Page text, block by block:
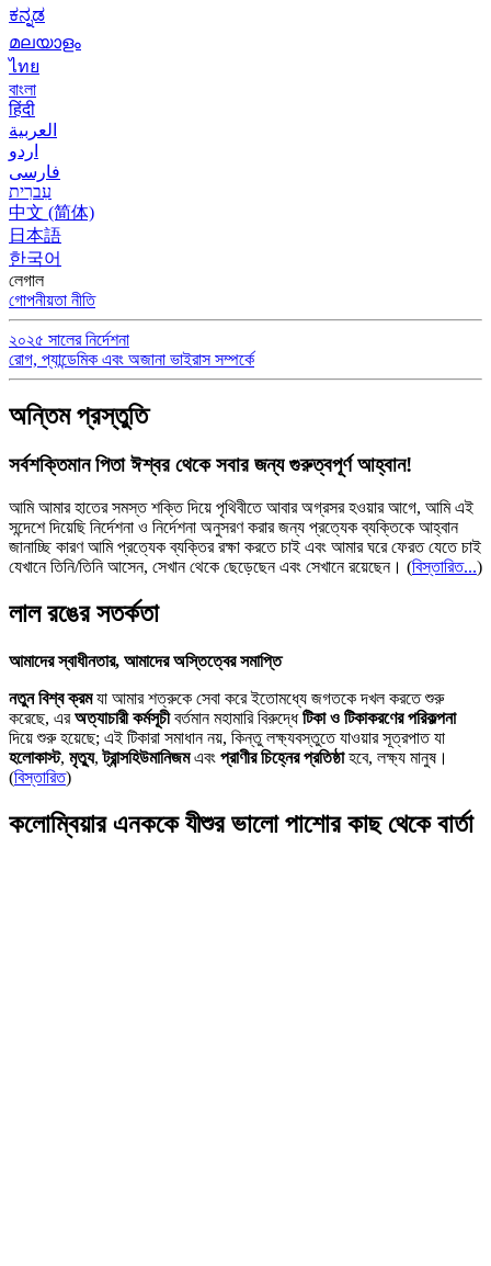
ಕನ್ನಡ
മലയാളം
ไทย
বাংলা
हिंदी
العربية
اردو
فارسی
עִברִית
中文 (简体)
日本語
한국어
লেগাল
গোপনীয়তা নীতি
২০২৫ সালের নির্দেশনা
রোগ, প্যান্ডেমিক এবং অজানা ভাইরাস সম্পর্কে
অন্তিম প্রস্তুতি
সর্বশক্তিমান পিতা ঈশ্বর থেকে সবার জন্য গুরুত্বপূর্ণ আহ্বান!
আমি আমার হাতের সমস্ত শক্তি দিয়ে পৃথিবীতে আবার অগ্রসর হওয়ার আগে, আমি এই
সন্দেশে দিয়েছি নির্দেশনা ও নির্দেশনা অনুসরণ করার জন্য প্রত্যেক ব্যক্তিকে আহ্বান
জানাচ্ছি কারণ আমি প্রত্যেক ব্যক্তির রক্ষা করতে চাই এবং আমার ঘরে ফেরত যেতে চাই
যেখানে তিনি/তিনি আসেন, সেখান থেকে ছেড়েছেন এবং সেখানে রয়েছেন। (বিস্তারিত...)
লাল রঙের সতর্কতা
আমাদের স্বাধীনতার, আমাদের অস্তিত্বের সমাপ্তি
নতুন বিশ্ব ক্রমযা আমার শত্রুকে সেবা করে ইতোমধ্যে জগতকে দখল করতে শুরু
করেছে, এরঅত্যাচারী কর্মসূচীবর্তমান মহামারি বিরুদ্ধেটিকা ও টিকাকরণের পরিকল্পনা
দিয়ে শুরু হয়েছে; এই টিকারা সমাধান নয়, কিন্তু লক্ষ্যবস্তুতে যাওয়ার সূত্রপাত যা
হলোকাস্ট, মৃত্যু,ট্রান্সহিউমানিজমএবং প্রাণীর চিহ্নের প্রতিষ্ঠাহবে, লক্ষ্য মানুষ।
(বিস্তারিত)
কলোম্বিয়ার এনককে যীশুর ভালো পাশোর কাছ থেকে বার্তা